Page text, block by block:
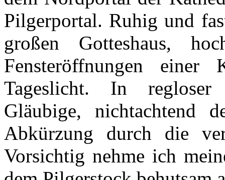
Pilgerportal. Ruhig und
großen Gotteshaus,
Fensteröffnungen einer
Tageslicht. In
Gläubige, nichtachtend
Abkürzung durch die
Vorsichtig nehme ich